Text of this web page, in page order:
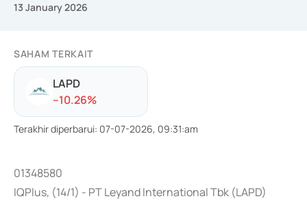
13 January 2026
SAHAM TERKAIT
LAPD
--10.26%
Terakhir diperbarui: 07-07-2026, 09:31:am
01348580
IQPlus, (14/1) - PT Leyand International Tbk (LAPD)